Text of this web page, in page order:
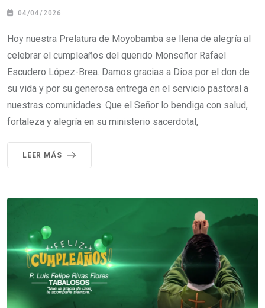
04/04/2026
Hoy nuestra Prelatura de Moyobamba se llena de alegría al
celebrar el cumpleaños del querido Monseñor Rafael
Escudero López-Brea. Damos gracias a Dios por el don de
su vida y por su generosa entrega en el servicio pastoral a
nuestras comunidades. Que el Señor lo bendiga con salud,
fortaleza y alegría en su ministerio sacerdotal,
LEER MÁS